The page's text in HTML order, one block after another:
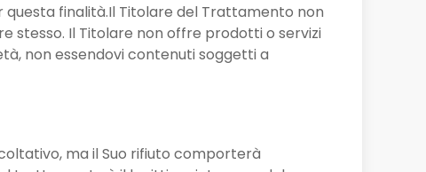
questa finalità.Il Titolare del Trattamento non
stesso. Il Titolare non offre prodotti o servizi
non essendovi contenuti soggetti a
ma il Suo rifiuto comporterà